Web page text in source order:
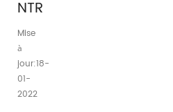
NTR
Mise
à
jour:18-
01-
2022